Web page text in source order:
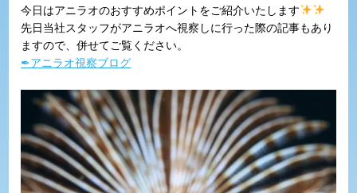
今日はアニラオのおすすめポイントをご紹介いたします
先日当社スタッフがアニラオへ視察しに行った際の記事もあり
ますので、併せてご覧ください。
✒アニラオ視察ブログ